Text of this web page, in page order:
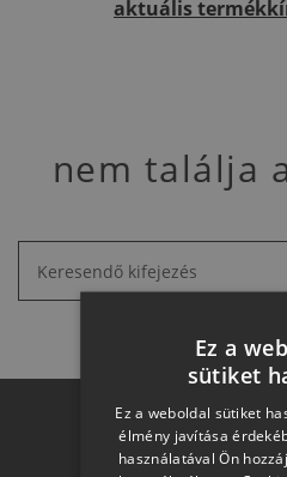
aktuális
nem találja
Ez a
sütiket
Ez a weboldal sütiket
élmény javítása
használatával Ön